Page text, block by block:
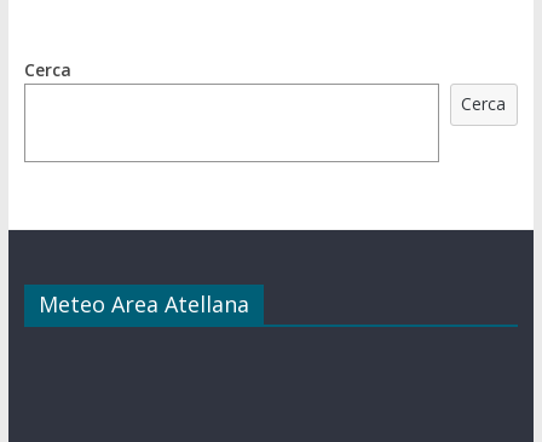
Cerca
Cerca
Meteo Area Atellana